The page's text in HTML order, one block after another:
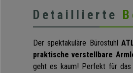
Detaillierte
Der spektakuläre Bürostuhl
praktische verstellbare
geht es kaum! Perfekt für